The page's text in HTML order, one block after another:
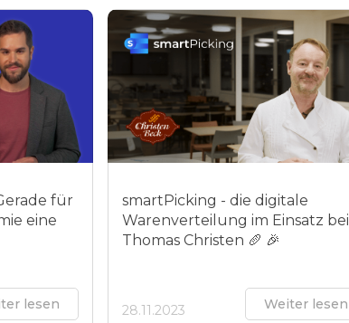
für
eine
lesen
smartPicking - die digitale
Warenverteilung im Einsatz bei
Thomas Christen 🥖 🎉
28.11.2023 Weiter lesen